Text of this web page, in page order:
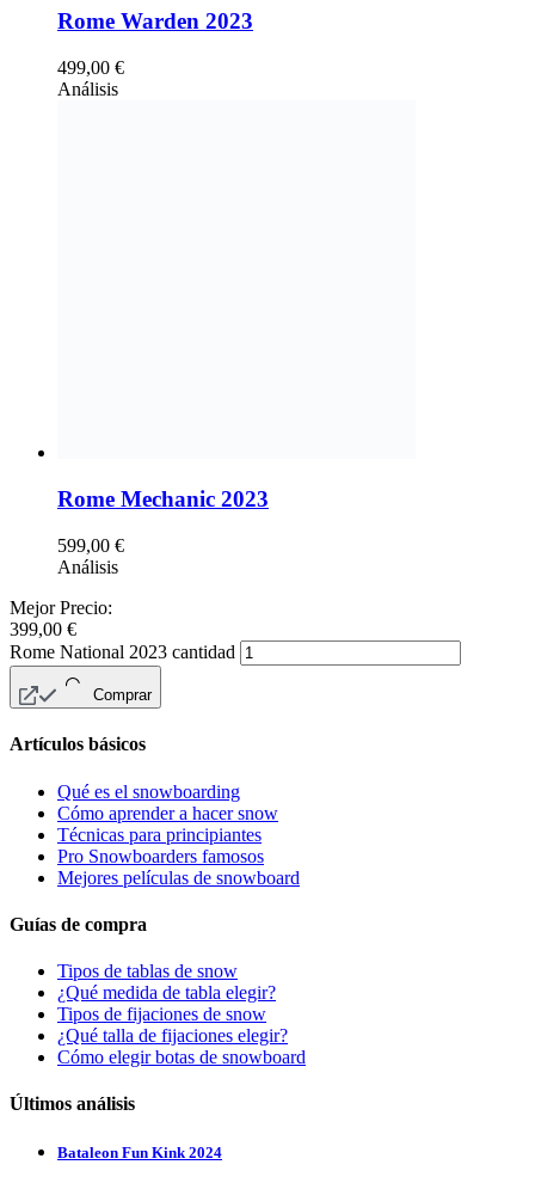
Rome Warden 2023
499,00 €
Análisis
Rome Mechanic 2023
599,00 €
Análisis
Mejor Precio:
399,00 €
Rome National 2023 cantidad
Comprar
Artículos básicos
Qué es el snowboarding
Cómo aprender a hacer snow
Técnicas para principiantes
Pro Snowboarders famosos
Mejores películas de snowboard
Guías de compra
Tipos de tablas de snow
¿Qué medida de tabla elegir?
Tipos de fijaciones de snow
¿Qué talla de fijaciones elegir?
Cómo elegir botas de snowboard
Últimos análisis
Bataleon Fun Kink 2024